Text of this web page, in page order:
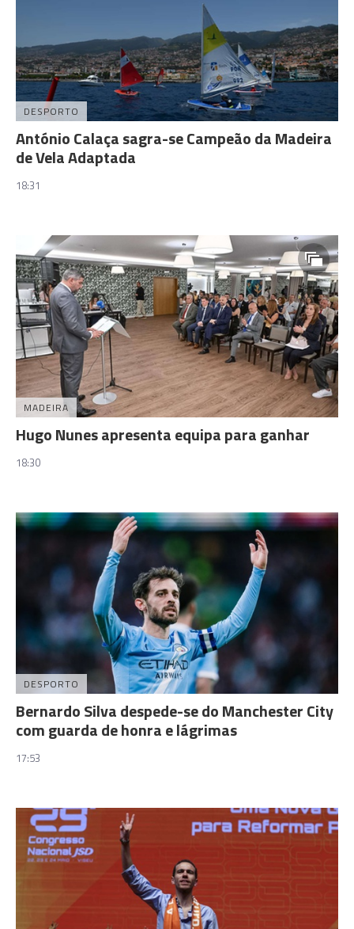
DESPORTO
António Calaça sagra-se Campeão da Madeira
de Vela Adaptada
18:31
MADEIRA
Hugo Nunes apresenta equipa para ganhar
18:30
DESPORTO
Bernardo Silva despede-se do Manchester City
com guarda de honra e lágrimas
17:53